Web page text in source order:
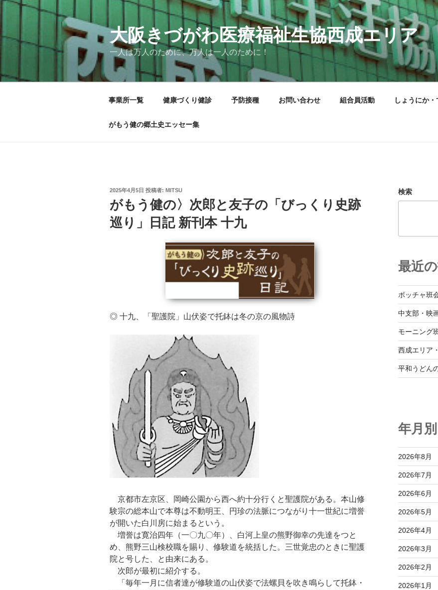
ン
ス
大阪きづがわ医療福祉生協西成エリア
一人は万人のために、万人は一人のために！
事業所一覧 健康づくり健診 予防接種 お問い合わせ 組合員活動 しょうにか・
がもう健の郷土史エッセー集
投
日:
2025年4月5日 投稿者: MITSU
がもう健の〉次郎と友子の「びっくり史跡
巡り」日記 新刊本 十九
◎ 十九、「聖護院」山伏姿で托鉢は冬の京の風物詩
京都市左京区、岡崎公園から西へ約十分行くと聖護院がある。本山修
験宗の総本山で本尊は不動明王、円珍の法脈につながり十一世紀に増誉
が開いた白川房に始まるという。
増誉は寛治四年（一〇九〇年）、白河上皇の熊野御幸の先達をつと
め、熊野三山検校職を賜り、修験道を統括した。三世覚忠のときに聖護
院と号した、と由来にある。
次郎が最初に紹介する。
「毎年一月に信者達が修験道の山伏姿で法螺貝を吹き鳴らして托鉢・
検索
最近
ボッチャ班
中支部・映
モーニング
西成エリア
平和うどん
年月別
2026年8月
2026年7月
2026年6月
2026年5月
2026年4月
2026年3月
2026年2月
2026年1月